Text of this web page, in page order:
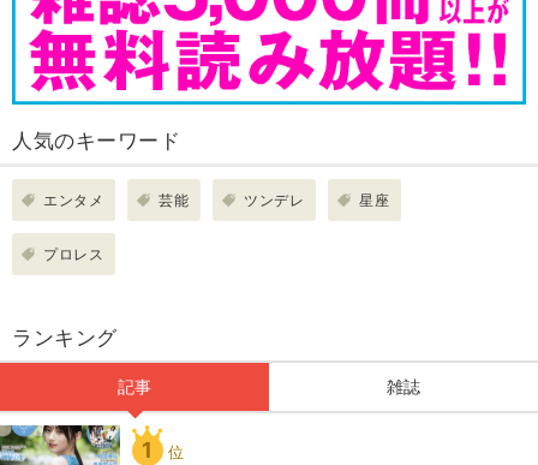
人気のキーワード
エンタメ 芸能 ツンデレ 星座
プロレス
ランキング
記事 雑誌
1 位